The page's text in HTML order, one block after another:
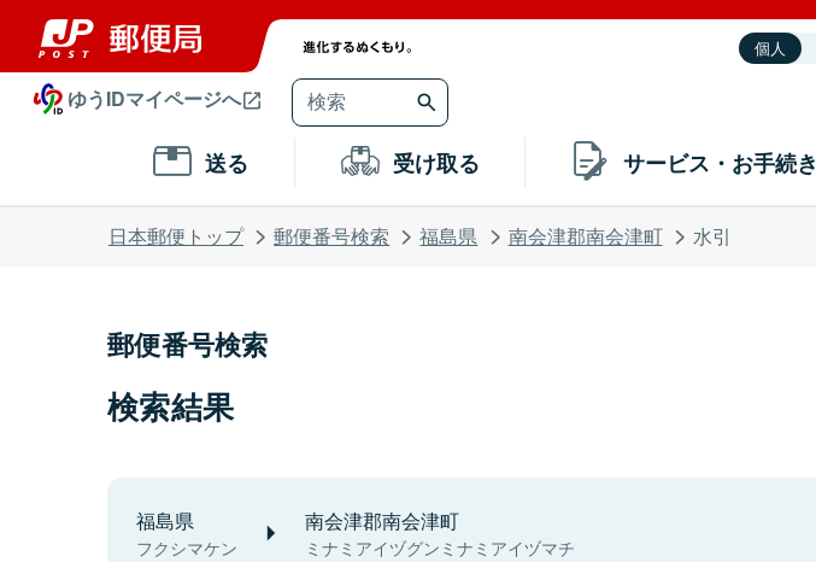
個人
ゆうIDマイページへ
送る 受け取る サービス・お手続き
日本郵便トップ 郵便番号検索 福島県 南会津郡南会津町 水引
郵便番号検索
検索結果
福島県
フクシマケン
南会津郡南会津町
ミナミアイヅグンミナミアイヅマチ